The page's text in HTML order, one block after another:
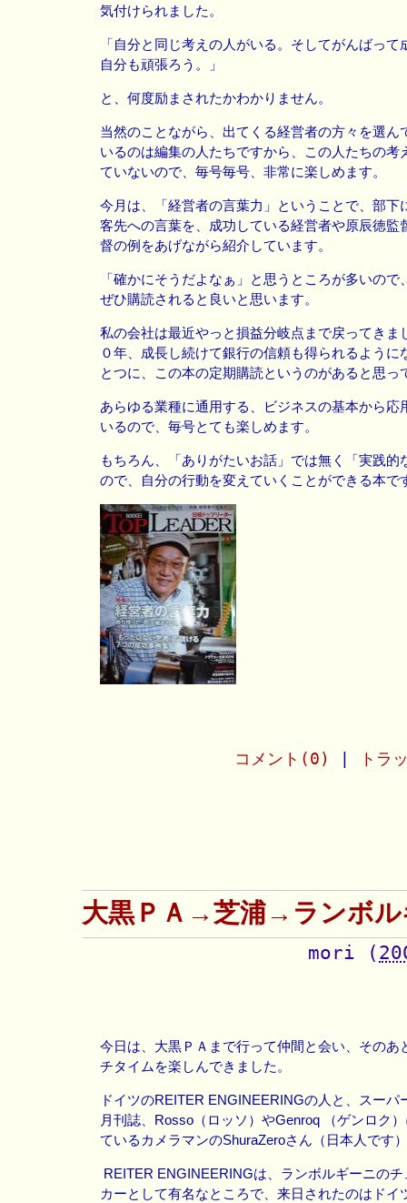
気付けられました。
「自分と同じ考えの人がいる。そしてがんばって
自分も頑張ろう。」
と、何度励まされたかわかりません。
当然のことながら、出てくる経営者の方々を選ん
いるのは編集の人たちですから、この人たちの考
ていないので、毎号毎号、非常に楽しめます。
今月は、「経営者の言葉力」ということで、部下
客先への言葉を、成功している経営者や原辰徳監
督の例をあげながら紹介しています。
「確かにそうだよなぁ」と思うところが多いので
ぜひ購読されると良いと思います。
私の会社は最近やっと損益分岐点まで戻ってきま
０年、成長し続けて銀行の信頼も得られるように
とつに、この本の定期購読というのがあると思っ
あらゆる業種に通用する、ビジネスの基本から応
いるので、毎号とても楽しめます。
もちろん、「ありがたいお話」では無く「実践的
ので、自分の行動を変えていくことができる本で
コメント(0) トラ
大黒ＰＡ→芝浦→ランボル
mori (
今日は、大黒ＰＡまで行って仲間と会い、そのあ
チタイムを楽しんできました。
ドイツのREITER ENGINEERINGの人と、スーパ
月刊誌、Rosso（ロッソ）やGenroq （ゲンロク
ているカメラマンのShuraZeroさん（日本人です
REITER ENGINEERINGは、ランボルギーニの
カーとして有名なところで、来日されたのはドイ